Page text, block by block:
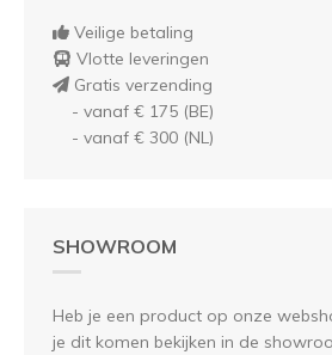
Veilige betaling
Vlotte leveringen
Gratis verzending
- vanaf € 175 (BE)
- vanaf € 300 (NL)
SHOWROOM
Heb je een product op onze
je dit komen bekijken in de